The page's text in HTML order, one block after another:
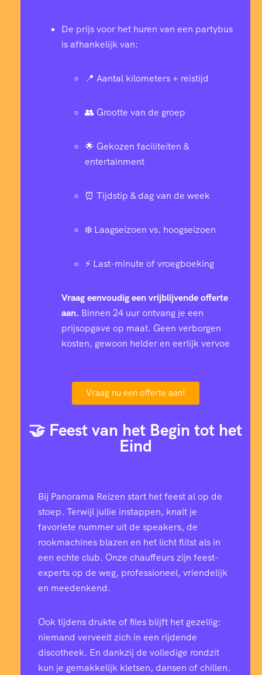
De prijs voor het huren van een partybus
is afhankelijk van:
📍 Aantal kilometers + reistijd
👥 Grootte van de groep
🌟 Gekozen faciliteiten &
entertainment
⏰ Tijdstip & dag van de week
❄️ Laagseizoen vs. hoogseizoen
⚡ Last-minute of vroegboeking
Vraag eenvoudig een vrijblijvende offerte
aan. Binnen 24 uur ontvang je een
prijsopgave op maat. Geen verborgen
kosten, gewoon helder en eerlijk vervoe
Vraag nu een offerte aan!
🤝 Feest van het Begin tot het
Eind
Bij Panorama Reizen start het feest al op de
stoep. Terwijl jullie instappen, knalt je
favoriete nummer uit de speakers, de
rookmachines blazen en het licht flitst als in
een echte club. Onze chauffeurs zijn feest-
experts op de weg, professioneel, vriendelijk
en meedenkend.
Ook tijdens drukte of files blijft het gezellig:
niemand verveelt zich in een rijdende
discotheek. En dankzij de volledige rondzit
kun je gemakkelijk kletsen, dansen of chillen.